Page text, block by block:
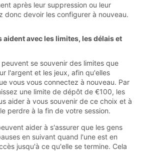
après leur suppression ou leur
donc devoir les configurer à nouveau.
avec les limites, les délais et
se souvenir des limites que
l'argent et les jeux, afin qu'elles
vous vous connectez à nouveau. Par
une limite de dépôt de €100, les
aider à vous souvenir de ce choix et à
perdre à la fin de votre session.
aider à s'assurer que les gens
en suivant quand l'une est en
jusqu'à ce qu'elle se termine. Cela